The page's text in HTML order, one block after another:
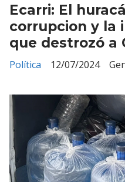
Ecarri: El
corrupcion y la
que destrozó a
Política 12/07/2024